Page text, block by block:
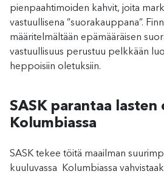
pienpaahtimoiden kahvit, joita
vastuullisena ”suorakauppana”.
määritelmältään epämääräisen
vastuullisuus perustuu pelkkään
heppoisiin oletuksiin.
SASK parantaa lasten
Kolumbiassa
SASK tekee töitä maailman
kuuluvassa Kolumbiassa